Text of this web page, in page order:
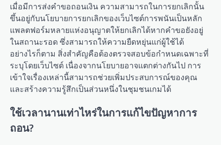
เมื่อมีการส่งคำขอถอนเงิน ความสามารถในการยกเลิกนั้น
ขึ้นอยู่กับนโยบายการยกเลิกของเว็บไซต์การพนันเป็นหลัก
แพลตฟอร์มหลายแห่งอนุญาตให้ยกเลิกได้หากคำขอยังอยู่
ในสถานะรอด ซึ่งสามารถให้ความยืดหยุ่นแก่ผู้ใช้ได้
อย่างไรก็ตาม สิ่งสำคัญคือต้องตรวจสอบข้อกำหนดเฉพาะที่
ระบุโดยเว็บไซต์ เนื่องจากนโยบายอาจแตกต่างกันไป การ
เข้าใจเรื่องเหล่านี้สามารถช่วยเพิ่มประสบการณ์ของคุณ
และสร้างความรู้สึกเป็นส่วนหนึ่งในชุมชนเกมได้
ใช้เวลานานเท่าไหร่ในการแก้ไขปัญหาการ
ถอน?